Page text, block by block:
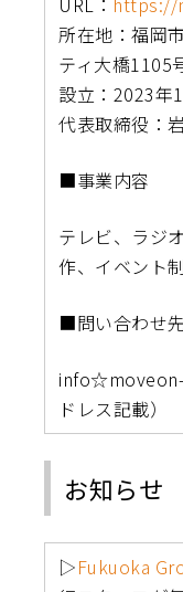
所在地：福岡
ティ大橋1105
設立：2023年
代表取締役：
■事業内容
テレビ、ラジ
作、イベント
■問い合わせ先
ドレス記載）
お知らせ
▷Fukuoka